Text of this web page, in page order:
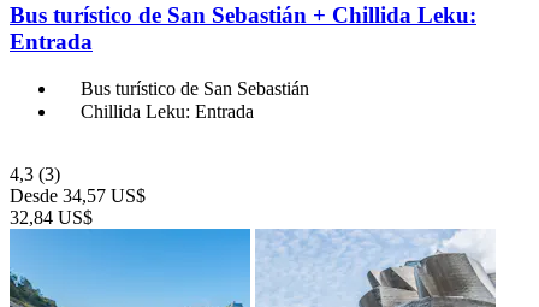
Bus turístico de San Sebastián + Chillida Leku:
Entrada
Bus turístico de San Sebastián
Chillida Leku: Entrada
4,3 (3)
Desde 34,57 US$
32,84 US$